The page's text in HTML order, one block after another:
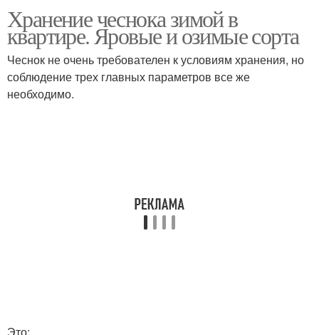
полиэтиленовых
пакетах
Яблоки в квартире
Температура для
Хранение чеснока зимой в
квартире. Яровые и озимые сорта
Чеснок не очень требователен к условиям хранения, но
соблюдение трех главных параметров все же
необходимо.